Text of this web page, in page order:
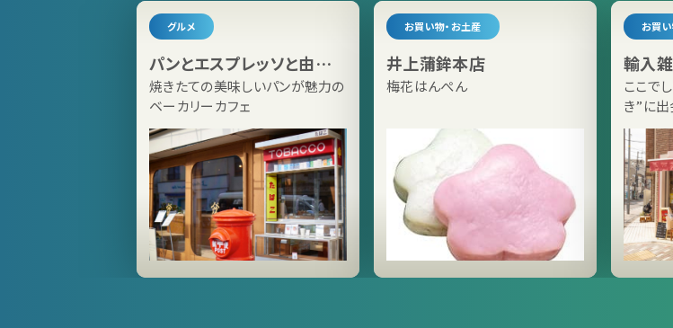
グルメ
パンとエスプレッソと由比
ガ浜商店
焼きたての美味しいパンが魅力の
ベーカリーカフェ
お買い物・お土産
井上蒲鉾本店
梅花はんぺん
お買い
輸入
店 鎌
ここで
き”に出